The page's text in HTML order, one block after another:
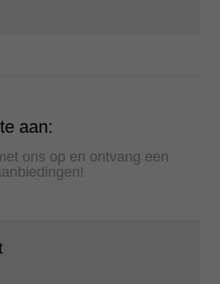
aan:
ons op en ontvang een